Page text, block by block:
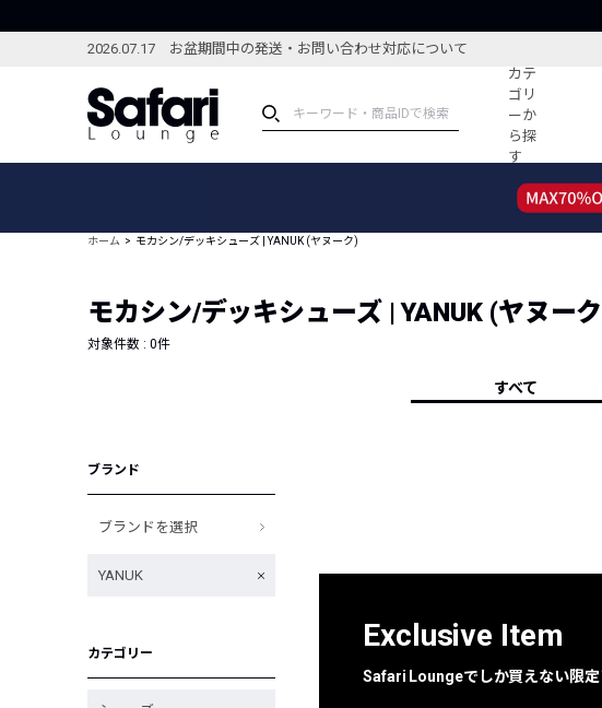
2026.07.17 お盆期間中の発送・お問い合わせ対応について
カテ
ゴリ
ーか
ら探
す
ブランドから探す
新着アイテム
編集部のおすすめアイテム
特集記事
コーディネート
ホーム モカシン/デッキシューズ | YANUK (ヤヌーク)
モカシン/デッキシューズ | YANUK (ヤヌー
対象件数 : 0件
すべて
ブランド
ブランドを選択
YANUK
カテゴリー Exclusive Item
Safari Loungeでしか買えない限定